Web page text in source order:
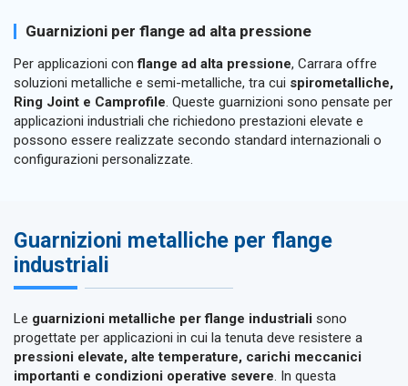
Guarnizioni per flange ad alta pressione
Per applicazioni conflange ad alta pressione, Carrara offre
soluzioni metalliche e semi-metalliche, tra cui spirometalliche,
Ring Joint e Camprofile. Queste guarnizioni sono pensate per
applicazioni industriali che richiedono prestazioni elevate e
possono essere realizzate secondo standard internazionali o
configurazioni personalizzate.
Guarnizioni metalliche per flange
industriali
Le guarnizioni metalliche per flange industriali sono
progettate per applicazioni in cui la tenuta deve resistere a
pressioni elevate, alte temperature, carichi meccanici
importanti e condizioni operative severe. In questa